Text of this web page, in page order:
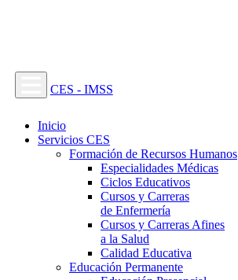
CES - IMSS
Inicio
Servicios CES
Formación de Recursos Humanos
Especialidades Médicas
Ciclos Educativos
Cursos y Carreras
de Enfermería
Cursos y Carreras Afines
a la Salud
Calidad Educativa
Educación Permanente